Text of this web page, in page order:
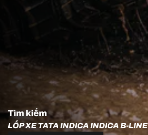
Tìm kiếm
LỐP XE TATA INDICA INDICA B-LINE